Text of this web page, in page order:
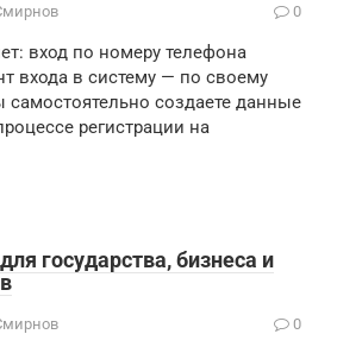
0
вход по номеру телефона
входа в систему — по своему
создаете данные
регистрации на
государства, бизнеса и
0